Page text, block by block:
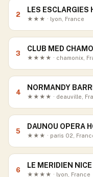
2
LES ESCLARGIES
★★★ · lyon, France
3
CLUB MED
★★★★ · chamonix,
4
NORMANDY
★★★★ · deauville,
5
DAUNOU OPERA
★★★ · paris 02,
6
LE MERIDIEN NICE
★★★★ · lyon, France